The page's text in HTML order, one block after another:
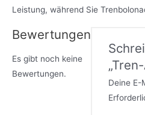
Leistung, während Sie
Bewertungen
Es gibt noch keine
Bewertungen.
Deine